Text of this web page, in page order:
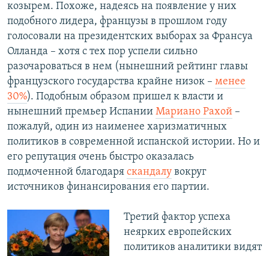
козырем. Похоже, надеясь на появление у них
подобного лидера, французы в прошлом году
голосовали на президентских выборах за Франсуа
Олланда – хотя с тех пор успели сильно
разочароваться в нем (нынешний рейтинг главы
французского государства крайне низок – менее
30%). Подобным образом пришел к власти и
нынешний премьер Испании Мариано Рахой –
пожалуй, один из наименее харизматичных
политиков в современной испанской истории. Но и
его репутация очень быстро оказалась
подмоченной благодаря скандалу вокруг
источников финансирования его партии.
Третий фактор успеха
неярких европейских
политиков аналитики видят